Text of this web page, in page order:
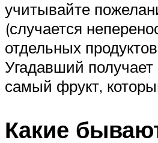
учитывайте
(случается
отдельных
Угадавший получает
самый фрукт,
Какие